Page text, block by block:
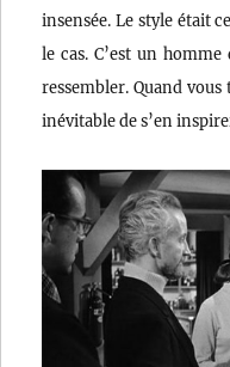
insensée. Le style était
le cas. C’est un
ressembler. Quand
inévitable de s’en